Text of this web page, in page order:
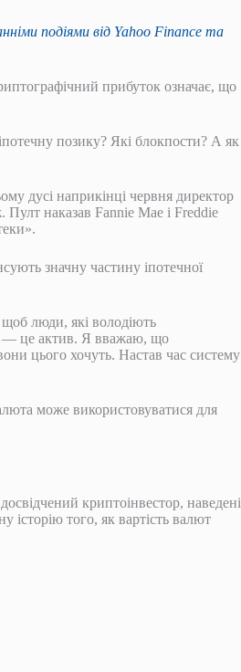
подіями від Yahoo Finance та
прибуток означає, що
позику? Які блокпости? А як
дусі наприкінці червня директор
наказав Fannie Mae і Freddie
значну частину іпотечної
люди, які володіють
— це актив. Я вважаю, що
цього хочуть. Настав час систему
може використовуватися для
криптоінвестор, наведені
історію того, як вартість валют